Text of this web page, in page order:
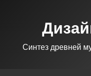
Синтез древней